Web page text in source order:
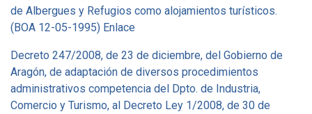
de Albergues y Refugios como alojamientos turísticos.
(BOA 12-05-1995) Enlace
Decreto 247/2008, de 23 de diciembre, del Gobierno de
Aragón, de adaptación de diversos procedimientos
administrativos competencia del Dpto. de Industria,
Comercio y Turismo, al Decreto Ley 1/2008, de 30 de